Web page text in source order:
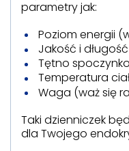
parametry jak:
Poziom energii
Jakość i
Tętno
Temperatura
Waga (waż się
Taki dzienniczek
dla Twojego